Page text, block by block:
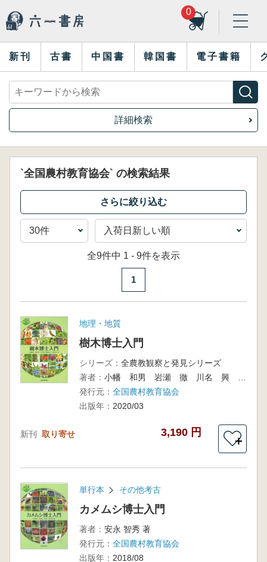
0
新刊 古書 中国書 韓国書 電子書籍
詳細検索
`全国農村教育協会` の検索結果
全9件中 1 - 9件を表示
1
地理・地質
樹木博士入門
シリーズ： 全農教観察と発見シリーズ
著者：
発行元： 全国農村教育協会
出版年： 2020/03
新刊 取り寄せ 3,190 円
＋
単行本 その他考古
カメムシ博士入門
著者： 安永 智秀 著
発行元： 全国農村教育協会
出版年： 2018/08